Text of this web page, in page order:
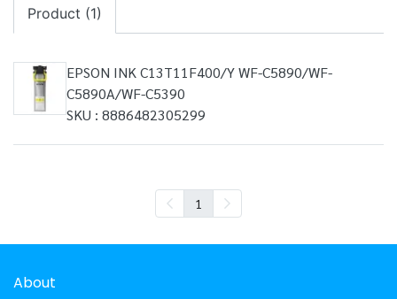
Product (1)
EPSON INK C13T11F400/Y WF-C5890/WF-
C5890A/WF-C5390
SKU : 8886482305299
1
About